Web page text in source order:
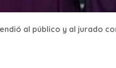
al público y al jurado